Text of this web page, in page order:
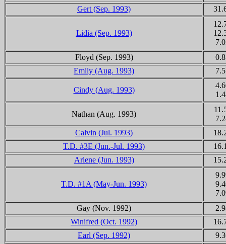
Gert (Sep. 1993)
Lidia (Sep. 1993)
Floyd (Sep. 1993)
Emily (Aug. 1993)
Cindy (Aug. 1993)
Nathan (Aug. 1993)
Calvin (Jul. 1993)
T.D. #3E (Jun.-Jul. 1993)
Arlene (Jun. 1993)
T.D. #1A (May-Jun. 1993)
Gay (Nov. 1992)
Winifred (Oct. 1992)
Earl (Sep. 1992)